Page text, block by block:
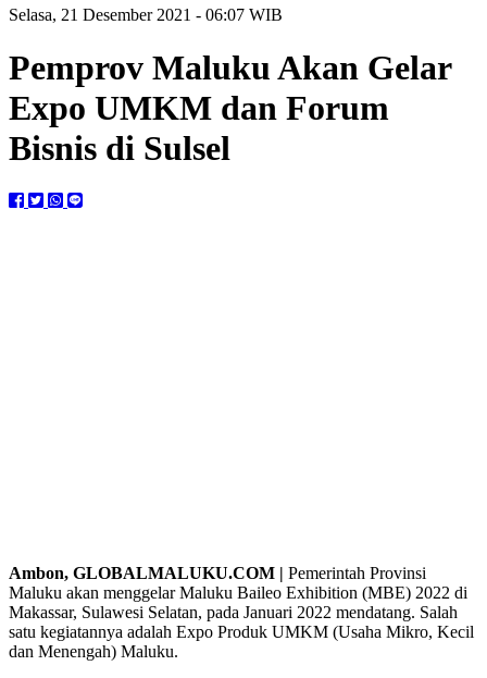
Selasa, 21 Desember 2021 - 06:07 WIB
Pemprov Maluku Akan Gelar
Expo UMKM dan Forum
Bisnis di Sulsel
Ambon, GLOBALMALUKU.COM | Pemerintah Provinsi
Maluku akan menggelar Maluku Baileo Exhibition (MBE) 2022 di
Makassar, Sulawesi Selatan, pada Januari 2022 mendatang. Salah
satu kegiatannya adalah Expo Produk UMKM (Usaha Mikro, Kecil
dan Menengah) Maluku.